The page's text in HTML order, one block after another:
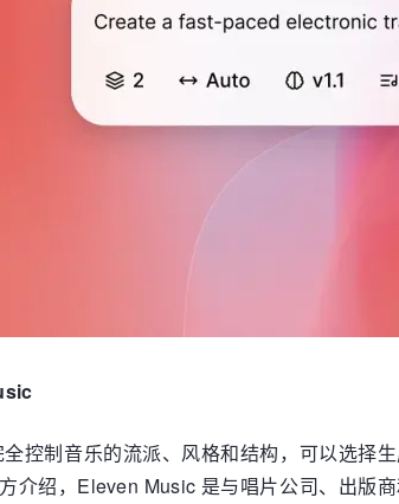
控制音乐的流派、风格和结构，可以选择
介绍，Eleven Music 是与唱片公司、出版